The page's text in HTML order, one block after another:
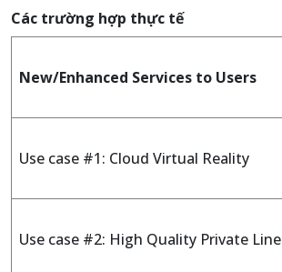
Các trường hợp thực tế
New/Enhanced Services to Users
Use case #1: Cloud Virtual Reality
Use case #2: High Quality Private Line